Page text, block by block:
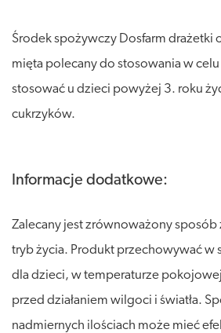
Środek spożywczy Dosfarm drażetki
mięta polecany do stosowania w
stosować u dzieci powyżej 3. roku
cukrzyków.
Informacje dodatkowe:
Zalecany jest zrównoważony
tryb życia. Produkt przechowywać w
dla dzieci, w temperaturze
przed działaniem wilgoci i światła.
nadmiernych ilościach może mieć